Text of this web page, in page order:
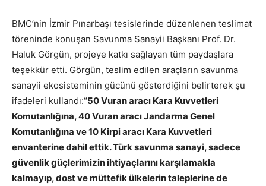
BMC’nin İzmir Pınarbaşı tesislerinde düzenlenen teslimat
töreninde konuşan Savunma Sanayii Başkanı Prof. Dr.
Haluk Görgün, projeye katkı sağlayan tüm paydaşlara
teşekkür etti. Görgün, teslim edilen araçların savunma
sanayii ekosisteminin gücünü gösterdiğini belirterek şu
ifadeleri kullandı:“50 Vuran aracı Kara Kuvvetleri
Komutanlığına, 40 Vuran aracı Jandarma Genel
Komutanlığına ve 10 Kirpi aracı Kara Kuvvetleri
envanterine dahil ettik. Türk savunma sanayi, sadece
güvenlik güçlerimizin ihtiyaçlarını karşılamakla
kalmayıp, dost ve müttefik ülkelerin taleplerine de